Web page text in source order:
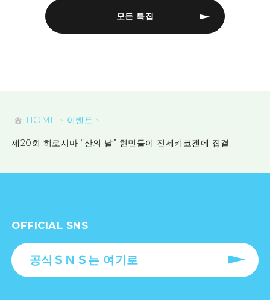
모든 특집
HOME 이벤트
제20회 히로시마 “산의 날” 현민들이 진세키코겐에 집결
OFFICIAL SNS
공식ＳＮＳ는 여기로